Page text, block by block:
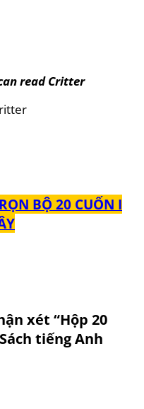
read Critter
BỘ 20 CUỐN I
xét “Hộp 20
tiếng Anh